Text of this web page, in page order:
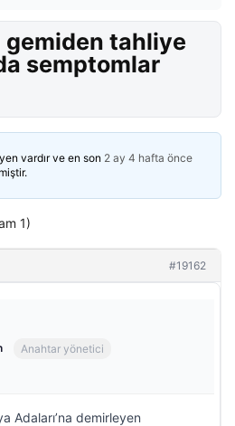
tahliye
semptomlar
vardır ve en son 2 ay 4 hafta önce
1)
#19162
Anahtar yönetici
Adaları’na demirleyen